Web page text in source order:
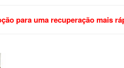
para uma recuperação mais